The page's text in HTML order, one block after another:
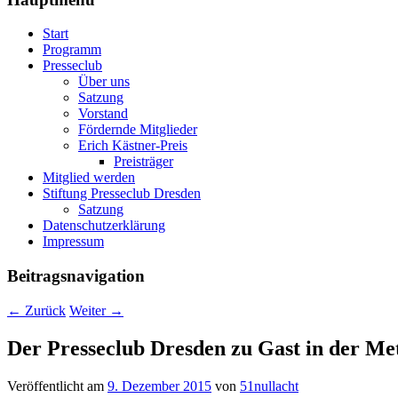
Start
Programm
Presseclub
Über uns
Satzung
Vorstand
Fördernde Mitglieder
Erich Kästner-Preis
Preisträger
Mitglied werden
Stiftung Presseclub Dresden
Satzung
Datenschutzerklärung
Impressum
Beitragsnavigation
← Zurück Weiter →
Der Presseclub Dresden zu Gast in der
Veröffentlicht am 9. Dezember 2015 von 51nullacht